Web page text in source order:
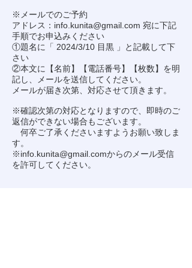
※メールでのご予約
アドレス： info.kunita@gmail.com 宛に下記
手順でお申込みください
①題名に「 2024/3/10 目黒 」と記載して下
さい
②本文に【名前】【電話番号】【枚数】を明
記し、メールを送信してください。
メールが届き次第、対応させて頂きます。
※確認次第の対応となりますので、即時のご
返信ができない場合もございます。
何卒ご了承くださいますようお願い致しま
す。
※info.kunita@gmail.comからのメール受信
を許可してください。